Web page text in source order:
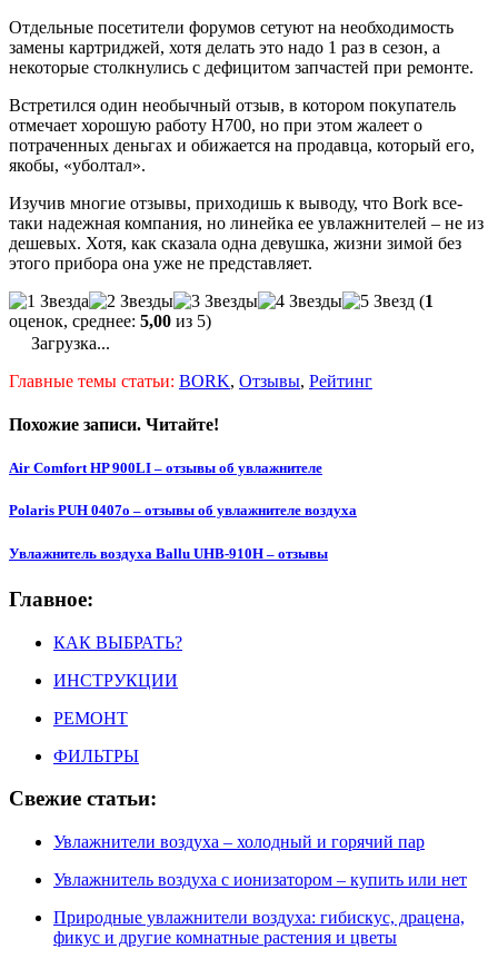
Отдельные посетители форумов сетуют на необходимость
замены картриджей, хотя делать это надо 1 раз в сезон, а
некоторые столкнулись с дефицитом запчастей при ремонте.
Встретился один необычный отзыв, в котором покупатель
отмечает хорошую работу Н700, но при этом жалеет о
потраченных деньгах и обижается на продавца, который его,
якобы, «уболтал».
Изучив многие отзывы, приходишь к выводу, что Bork все-
таки надежная компания, но линейка ее увлажнителей – не из
дешевых. Хотя, как сказала одна девушка, жизни зимой без
этого прибора она уже не представляет.
(1
оценок, среднее: 5,00 из 5)
Загрузка...
Главные темы статьи: BORK, Отзывы, Рейтинг
Похожие записи. Читайте!
Air Comfort HP 900LI – отзывы об увлажнителе
Polaris PUH 0407o – отзывы об увлажнителе воздуха
Увлажнитель воздуха Ballu UHB-910H – отзывы
Главное:
КАК ВЫБРАТЬ?
ИНСТРУКЦИИ
РЕМОНТ
ФИЛЬТРЫ
Свежие статьи:
Увлажнители воздуха – холодный и горячий пар
Увлажнитель воздуха с ионизатором – купить или нет
Природные увлажнители воздуха: гибискус, драцена,
фикус и другие комнатные растения и цветы